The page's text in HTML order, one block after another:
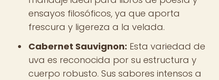
ensayos filosóficos, ya que aporta
frescura y ligereza a la velada.
Cabernet Sauvignon: Esta variedad de
uva es reconocida por su estructura y
cuerpo robusto. Sus sabores intensos a